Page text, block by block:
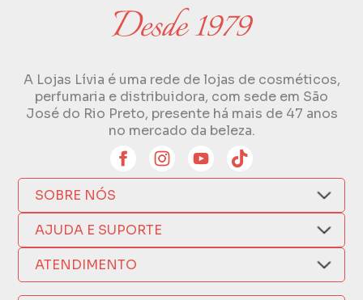
A Lojas Lívia é uma rede de lojas de cosméticos,
perfumaria e distribuidora, com sede em São
José do Rio Preto, presente há mais de 47 anos
no mercado da beleza.
SOBRE NÓS
Quem Somos
Compra Segura
Como Comprar
Nossas Lojas
AJUDA E SUPORTE
Nosso Aplicativo
Trocas e Devoluções
Formas de Pagamento
ATENDIMENTO